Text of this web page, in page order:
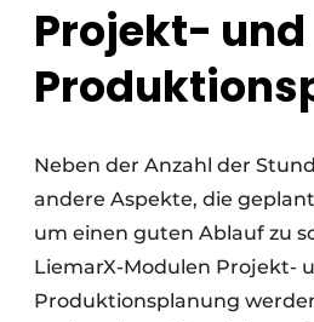
Projekt- und
Neben der Anzahl der
andere Aspekte, die
um einen guten Ablauf zu
LiemarX-Modulen Projekt-
Produktionsplanung